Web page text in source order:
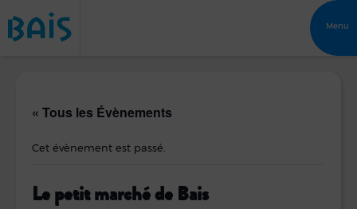
Menu
« Tous les Évènements
Cet évènement est passé.
Le petit marché de Bais